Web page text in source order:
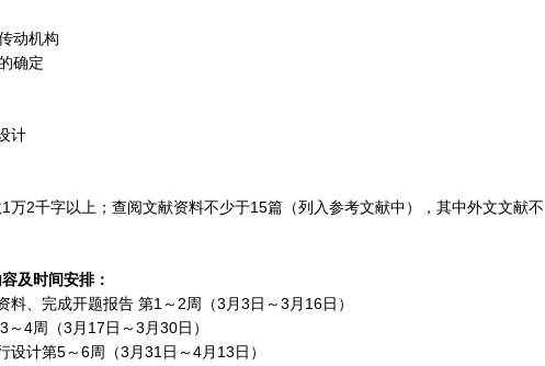
传动机构
确定
计
万2千字以上；查阅文献资料不少于15篇（列入参考文献中），其中外文文献不
及时间安排：
资料、完成开题报告 第1～2周（3月3日～3月16日）
案 第3～4周（3月17日～3月30日）
进行设计第5～6周（3月31日～4月13日）